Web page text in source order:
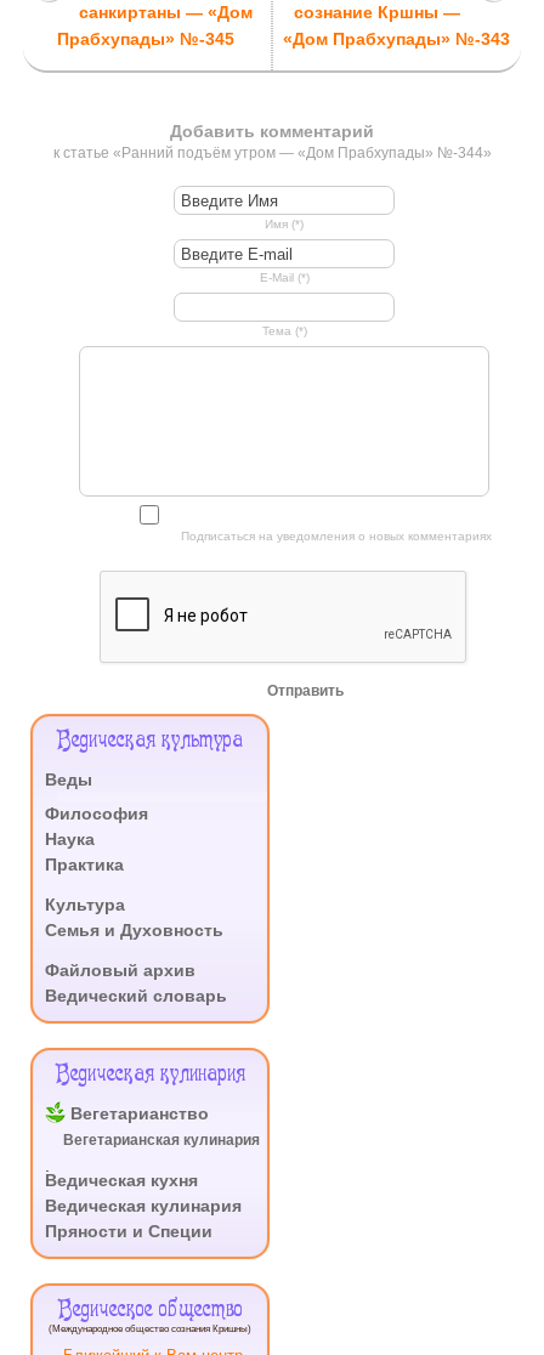
санкиртаны — «Дом
Прабхупады» №-345
сознание Кршны —
«Дом Прабхупады» №-343
Добавить комментарий
к статье «Ранний подъём утром — «Дом Прабхупады» №-344»
Имя (*)
E-Mail (*)
Тема (*)
Подписаться на уведомления о новых комментариях
Отправить
Меню
Ведическая культура
Веды
Философия
Наука
Практика
Культура
Семья и Духовность
Файловый архив
Ведический словарь
Ведическая кулинария
Вегетарианство
Вегетарианская кулинария
Ведическая кухня
Ведическая кулинария
Пряности и Специи
Ведическое общество
(Международное общество сознания Кришны)